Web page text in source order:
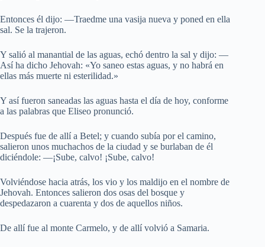
Entonces él dijo: —Traedme una vasija nueva y poned en ella
sal. Se la trajeron.
Y salió al manantial de las aguas, echó dentro la sal y dijo: —
Así ha dicho Jehovah: «Yo saneo estas aguas, y no habrá en
ellas más muerte ni esterilidad.»
Y así fueron saneadas las aguas hasta el día de hoy, conforme
a las palabras que Eliseo pronunció.
Después fue de allí a Betel; y cuando subía por el camino,
salieron unos muchachos de la ciudad y se burlaban de él
diciéndole: —¡Sube, calvo! ¡Sube, calvo!
Volviéndose hacia atrás, los vio y los maldijo en el nombre de
Jehovah. Entonces salieron dos osas del bosque y
despedazaron a cuarenta y dos de aquellos niños.
De allí fue al monte Carmelo, y de allí volvió a Samaria.